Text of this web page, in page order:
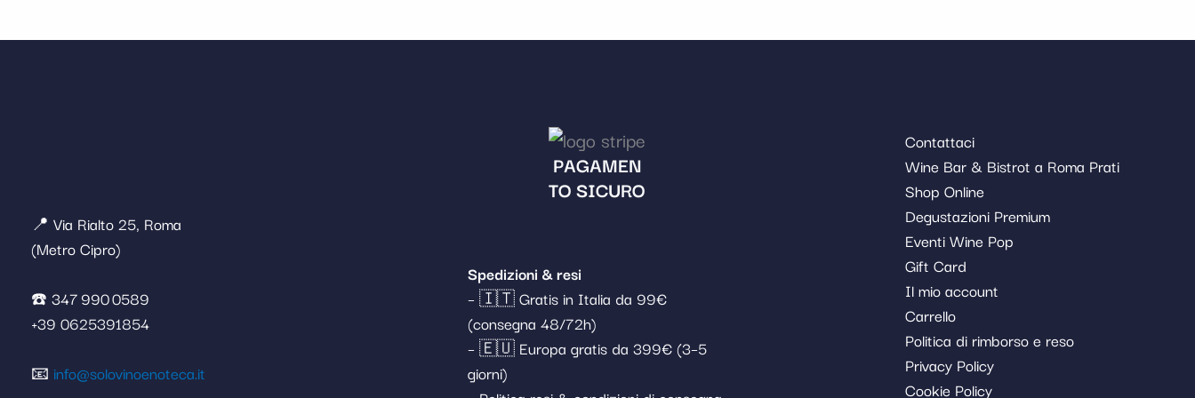
📍 Via Rialto 25, Roma
(Metro Cipro)
☎️ 347 990 0589
+39 0625391854
📧 info@solovinoenoteca.it
PAGAMEN
TO SICURO
Spedizioni & resi
– 🇮🇹 Gratis in Italia da 99€
(consegna 48/72h)
– 🇪🇺 Europa gratis da 399€ (3–5
giorni)
Contattaci
Wine Bar & Bistrot a Roma Prati
Shop Online
Degustazioni Premium
Eventi Wine Pop
Gift Card
Il mio account
Carrello
Politica di rimborso e reso
Privacy Policy
Cookie Policy